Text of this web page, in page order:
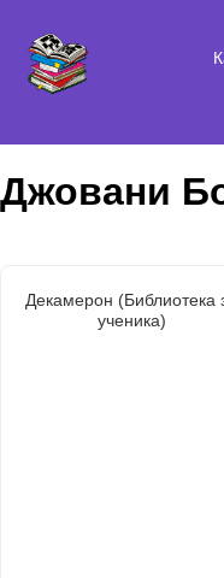
Джовани
Декамерон (Библиотека
ученика)